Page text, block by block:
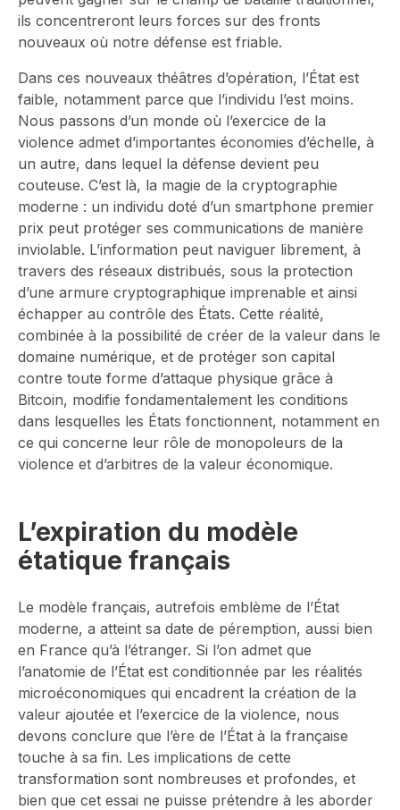
ils concentreront leurs forces sur des fronts
nouveaux où notre défense est friable.
Dans ces nouveaux théâtres d’opération, l’État est
faible, notamment parce que l’individu l’est moins.
Nous passons d’un monde où l’exercice de la
violence admet d’importantes économies d’échelle, à
un autre, dans lequel la défense devient peu
couteuse. C’est là, la magie de la cryptographie
moderne : un individu doté d’un smartphone premier
prix peut protéger ses communications de manière
inviolable. L’information peut naviguer librement, à
travers des réseaux distribués, sous la protection
d’une armure cryptographique imprenable et ainsi
échapper au contrôle des États. Cette réalité,
combinée à la possibilité de créer de la valeur dans le
domaine numérique, et de protéger son capital
contre toute forme d’attaque physique grâce à
Bitcoin, modifie fondamentalement les conditions
dans lesquelles les États fonctionnent, notamment en
ce qui concerne leur rôle de monopoleurs de la
violence et d’arbitres de la valeur économique.
L’expiration du modèle
étatique français
Le modèle français, autrefois emblème de l’État
moderne, a atteint sa date de péremption, aussi bien
en France qu’à l’étranger. Si l’on admet que
l’anatomie de l’État est conditionnée par les réalités
microéconomiques qui encadrent la création de la
valeur ajoutée et l’exercice de la violence, nous
devons conclure que l’ère de l’État à la française
touche à sa fin. Les implications de cette
transformation sont nombreuses et profondes, et
bien que cet essai ne puisse prétendre à les aborder